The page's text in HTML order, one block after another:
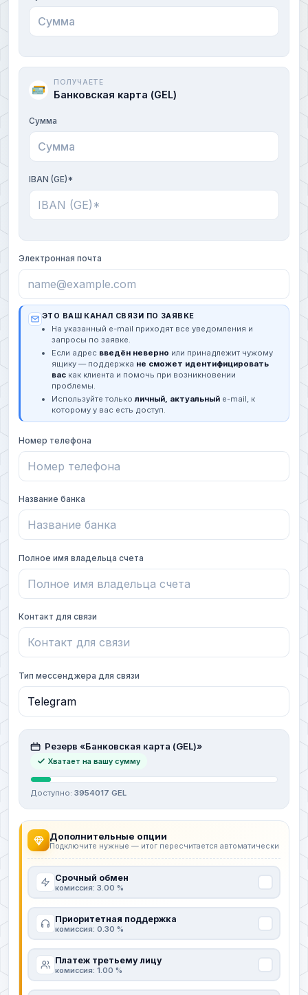
ПОЛУЧАЕТЕ
Банковская карта (GEL)
Сумма
IBAN (GE)*
Электронная почта
ЭТО ВАШ КАНАЛ СВЯЗИ ПО ЗАЯВКЕ
На указанный e-mail приходят все уведомления и
запросы по заявке.
Если адрес введён неверно или принадлежит чужому
ящику — поддержка не сможет идентифицировать
вас как клиента и помочь при возникновении
проблемы.
Используйте тольколичный, актуальный e-mail, к
которому у вас есть доступ.
Номер телефона
Название банка
Полное имя владельца счета
Контакт для связи
Тип мессенджера для связи
Резерв «Банковская карта (GEL)»
Хватает на вашу сумму
Доступно: 3954017 GEL
Дополнительные опции
Подключите нужные — итог пересчитается автоматически
Срочный обмен
комиссия: 3.00 %
Приоритетная поддержка
комиссия: 0.30 %
Платеж третьему лицу
комиссия: 1.00 %